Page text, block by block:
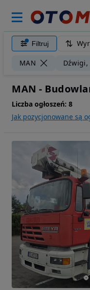
Filtruj
MAN
MAN -
Liczba ogłoszeń: 8
Jak pozycjonowane są